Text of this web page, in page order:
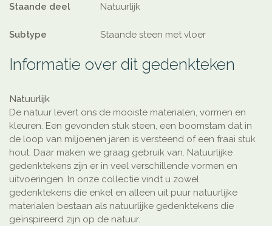
Staande deel Natuurlijk
Subtype Staande steen met vloer
Informatie over dit gedenkteken
Natuurlijk
De natuur levert ons de mooiste materialen, vormen en
kleuren. Een gevonden stuk steen, een boomstam dat in
de loop van miljoenen jaren is versteend of een fraai stuk
hout. Daar maken we graag gebruik van. Natuurlijke
gedenktekens zijn er in veel verschillende vormen en
uitvoeringen. In onze collectie vindt u zowel
gedenktekens die enkel en alleen uit puur natuurlijke
materialen bestaan als natuurlijke gedenktekens die
geïnspireerd zijn op de natuur.